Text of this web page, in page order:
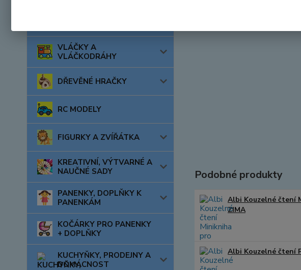
VLÁČKY A
VLÁČKODRÁHY
DŘEVĚNÉ HRAČKY
RC MODELY
FIGURKY A ZVÍŘÁTKA
KREATIVNÍ, VÝTVARNÉ A
NAUČNÉ SADY
PANENKY, DOPLŇKY K
PANENKÁM
KOČÁRKY PRO PANENKY
+ DOPLŇKY
KUCHYŇKY, PRODEJNY A
DOMÁCNOST
Podobné produkty
Albi Kouzelné čtení
ZIMA
Albi Kouzelné čtení